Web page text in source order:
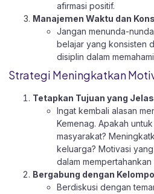
afirmasi positif.
Manajemen Waktu dan
Jangan menunda-
belajar yang konsisten
disiplin dalam
Strategi Meningkatkan
Tetapkan Tujuan yang Jelas
Ingat kembali alasan
Kemenag. Apakah
masyarakat?
keluarga? Motivasi
dalam
Bergabung dengan
Berdiskusi dengan